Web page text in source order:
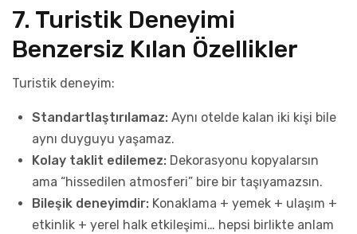
7. Turistik Deneyimi
Benzersiz Kılan Özellikler
Turistik deneyim:
Standartlaştırılamaz: Aynı otelde kalan iki kişi bile
aynı duyguyu yaşamaz.
Kolay taklit edilemez: Dekorasyonu kopyalarsın
ama “hissedilen atmosferi” bire bir taşıyamazsın.
Bileşik deneyimdir: Konaklama + yemek + ulaşım +
etkinlik + yerel halk etkileşimi… hepsi birlikte anlam